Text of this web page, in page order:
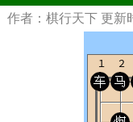
作者：棋行天下 更新